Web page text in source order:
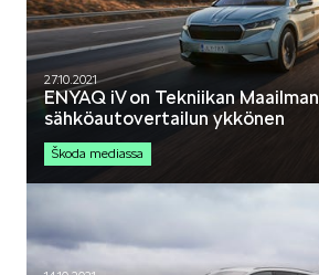
27.10.2021
ENYAQ iV on Tekniikan Maailman
sähköautovertailun ykkönen
Škoda mediassa